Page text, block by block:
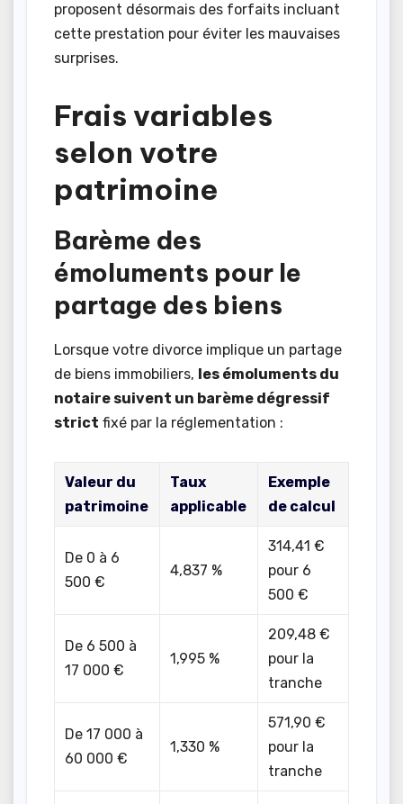
proposent désormais des forfaits incluant
cette prestation pour éviter les mauvaises
surprises.
Frais variables
selon votre
patrimoine
Barème des
émoluments pour le
partage des biens
Lorsque votre divorce implique un partage
de biens immobiliers, les émoluments du
notaire suivent un barème dégressif
strict fixé par la réglementation :
Valeur du
patrimoine
Taux
applicable
Exemple
de calcul
De 0 à 6
500 €
4,837 %
314,41 €
pour 6
500 €
De 6 500 à
17 000 €
1,995 %
209,48 €
pour la
tranche
De 17 000 à
60 000 €
1,330 %
571,90 €
pour la
tranche